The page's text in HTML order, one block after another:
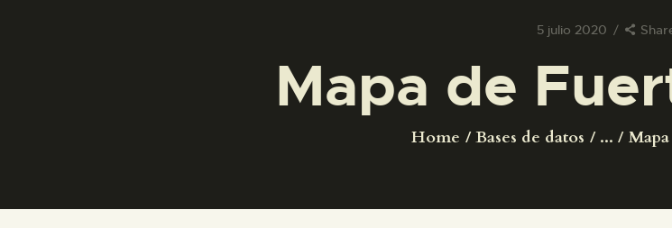
5 julio 2020
Mapa de
Home Bases de datos ...
COLECCIONES
DIDÁCTICA